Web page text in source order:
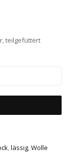
teilgefüttert
,lässig,Wolle